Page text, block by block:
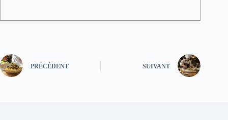
PRÉCÉDENT SUIVANT